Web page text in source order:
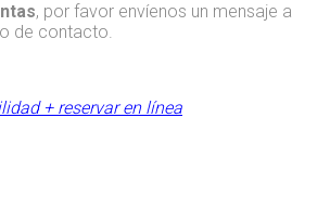
, por favor envíenos un mensaje a
de contacto.
+ reservar en línea